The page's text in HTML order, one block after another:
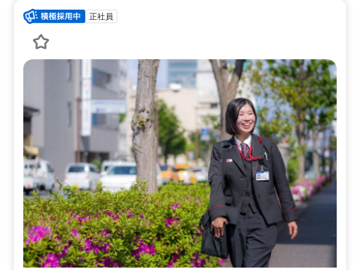
正社員